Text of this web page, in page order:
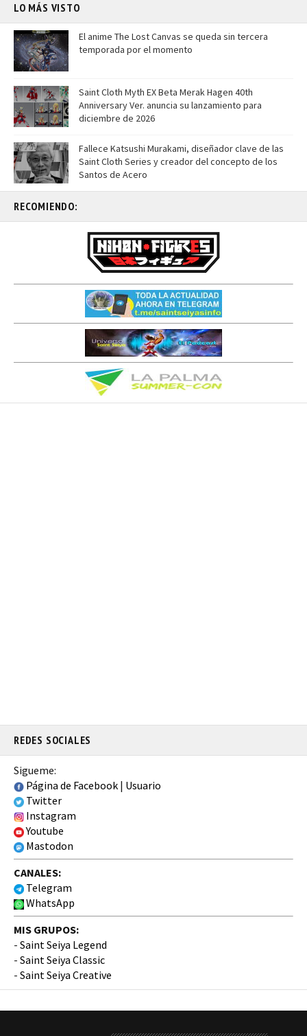
LO MÁS VISTO
El anime The Lost Canvas se queda sin tercera
temporada por el momento
Saint Cloth Myth EX Beta Merak Hagen 40th
Anniversary Ver. anuncia su lanzamiento para
diciembre de 2026
Fallece Katsushi Murakami, diseñador clave de las
Saint Cloth Series y creador del concepto de los
Santos de Acero
RECOMIENDO:
REDES SOCIALES
Sigueme:
Página de Facebook | Usuario
Twitter
Instagram
Youtube
Mastodon
CANALES:
Telegram
WhatsApp
MIS GRUPOS:
- Saint Seiya Legend
- Saint Seiya Classic
- Saint Seiya Creative